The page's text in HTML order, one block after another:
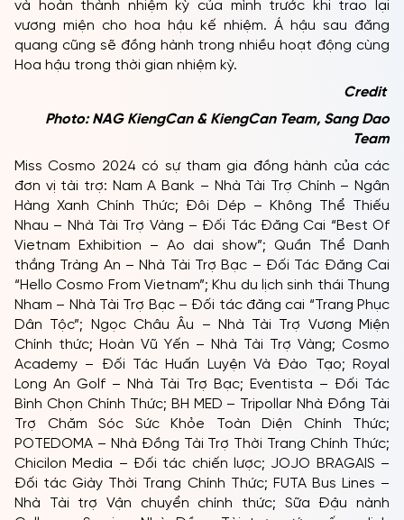
Giải thưởng tiền mặt trị giá 100.000 USD
01 chiếc điện thoại Vertu Ironflip Jade Black Calf
Bes Fee sang trọng
01 bộ trang sức kim cương cao cấp từ từ thương
01 năm
01 xe hơi cao cấp
01 thẻ membership tại Nàng Tấm trị giá
100.000.000 VNĐ
Được lưu trú tại hệ thống nghỉ dưỡng và golf tiêu
chuẩn quốc tế
Cùng nhiều quà tặng giá trị và dịch vụ cao cấp
khác.
Hệ thống giải thưởng dành cho Á hậu:
Bằng chứng nhận danh hiệu Á hậu Miss Cosmo
2024
Tiara “IMPACTFUL TIARA” danh giá
01 thẻ membership tại Nàng Tấm trị giá
80.000.000 VNĐ
Nhiều quà tặng giá trị và dịch vụ cao cấp khác
Sau đăng quang, tân Hoa hậu sẽ sinh sống và làm việc
chính tại Việt Nam trong thời gian đương nhiệm, đồng